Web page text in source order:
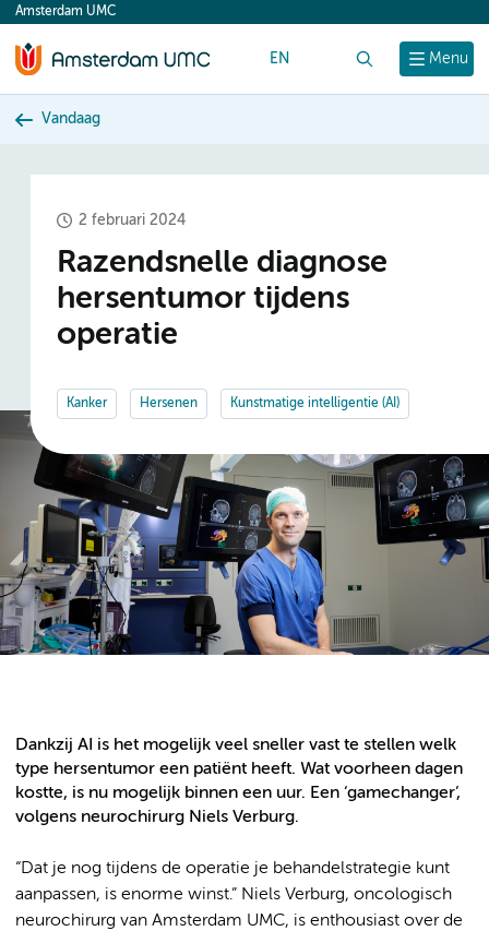
content
Menu
Amsterdam UMC
EN
Vandaag
2 februari 2024
Razendsnelle diagnose
hersentumor tijdens
operatie
Kanker Hersenen Kunstmatige intelligentie (AI)
Dankzij AI is het mogelijk veel sneller vast te stellen welk
type hersentumor een patiënt heeft. Wat voorheen dagen
kostte, is nu mogelijk binnen een uur. Een ‘gamechanger’,
volgens neurochirurg Niels Verburg.
“Dat je nog tijdens de operatie je behandelstrategie kunt
aanpassen, is enorme winst.” Niels Verburg, oncologisch
neurochirurg van Amsterdam UMC, is enthousiast over de